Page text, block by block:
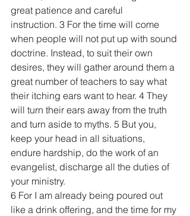
great patience and careful
instruction. 3 For the time will come
when people will not put up with sound
doctrine. Instead, to suit their own
desires, they will gather around them a
great number of teachers to say what
their itching ears want to hear. 4 They
will turn their ears away from the truth
and turn aside to myths. 5 But you,
keep your head in all situations,
endure hardship, do the work of an
evangelist, discharge all the duties of
your ministry.
6 For I am already being poured out
like a drink offering, and the time for my